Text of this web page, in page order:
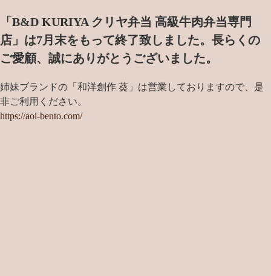
「B&D KURIYA クリヤ弁当 高級牛肉弁当専門
店」は7月末をもって終了致しました。 長らくの
ご愛顧、誠にありがとうございました。
姉妹ブランドの「和洋創作 葵」は営業しておりますので、是
非ご利用ください。
https://aoi-bento.com/